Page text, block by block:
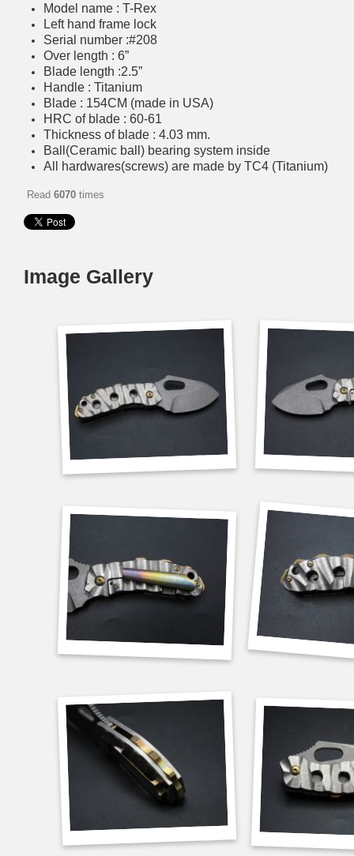
Model name : T-Rex
Left hand frame lock
Serial number :#208
Over length : 6”
Blade length :2.5”
Handle : Titanium
Blade : 154CM (made in USA)
HRC of blade : 60-61
Thickness of blade : 4.03 mm.
Ball(Ceramic ball) bearing system inside
All hardwares(screws) are made by TC4 (Titanium)
Read 6070 times
Image Gallery